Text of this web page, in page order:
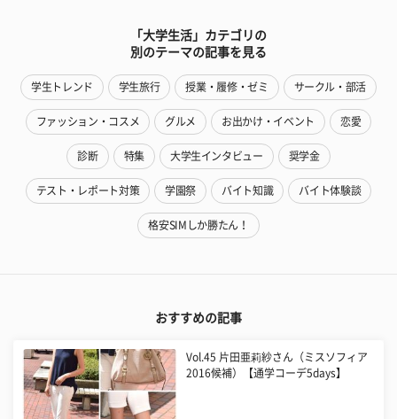
「大学生活」カテゴリの
別のテーマの記事を見る
学生トレンド 学生旅行 授業・履修・ゼミ サークル・部活
ファッション・コスメ グルメ お出かけ・イベント 恋愛
診断 特集 大学生インタビュー 奨学金
テスト・レポート対策 学園祭 バイト知識 バイト体験談
格安SIMしか勝たん！
おすすめの記事
Vol.45 片田亜莉紗さん（ミスソフィア
2016候補）【通学コーデ5days】